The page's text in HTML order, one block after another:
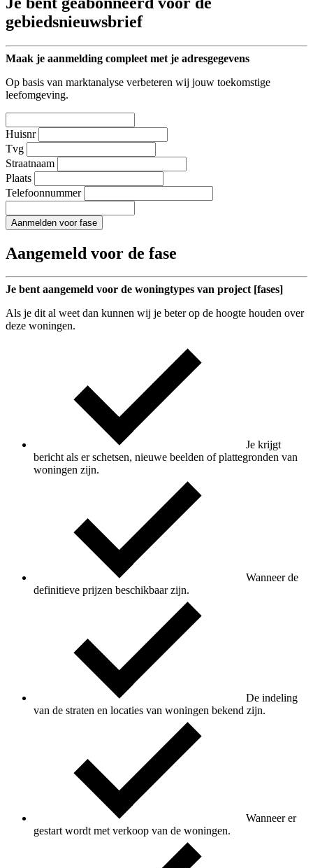
gebiedsnieuwsbrief
Maak je aanmelding compleet met je adresgegevens
Op basis van marktanalyse verbeteren wij jouw toekomstige
leefomgeving.
Huisnr
Tvg
Straatnaam
Plaats
Telefoonnummer
Aanmelden voor fase
Aangemeld voor de fase
Je bent aangemeld voor de woningtypes van project [fases]
Als je dit al weet dan kunnen wij je beter op de hoogte houden over
deze woningen.
Je krijgt
bericht als er schetsen, nieuwe beelden of plattegronden van
woningen zijn.
Wanneer de
definitieve prijzen beschikbaar zijn.
De indeling
van de straten en locaties van woningen bekend zijn.
Wanneer er
gestart wordt met verkoop van de woningen.